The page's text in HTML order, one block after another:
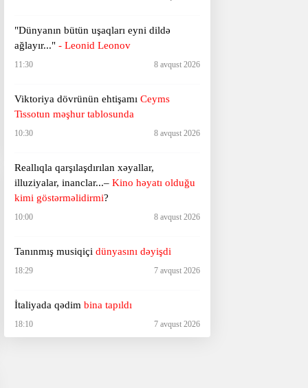
​​​​​​​"Dünyanın bütün uşaqları eyni dildə
ağlayır..." - Leonid Leonov
11:30 8 avqust 2026
Viktoriya dövrünün ehtişamı Ceyms
Tissotun məşhur tablosunda
10:30 8 avqust 2026
Reallıqla qarşılaşdırılan xəyallar,
illuziyalar, inanclar...– Kino həyatı olduğu
kimi göstərməlidirmi?
10:00 8 avqust 2026
Tanınmış musiqiçi dünyasını dəyişdi
18:29 7 avqust 2026
İtaliyada qədim bina tapıldı
18:10 7 avqust 2026